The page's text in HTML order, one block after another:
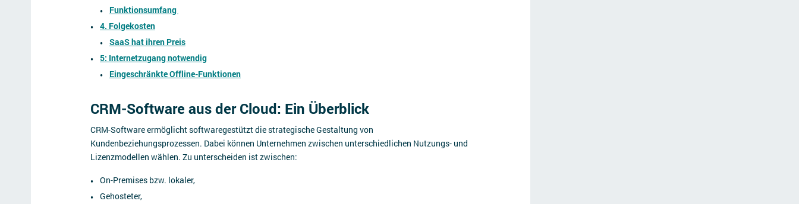
Funktionsumfang
4. Folgekosten
SaaS hat ihren Preis
5: Internetzugang notwendig
Eingeschränkte Offline-Funktionen
CRM-Software aus der Cloud: Ein Überblick
CRM-Software ermöglicht softwaregestützt die strategische Gestaltung von
Kundenbeziehungsprozessen. Dabei können Unternehmen zwischen unterschiedlichen Nutzungs- und
Lizenzmodellen wählen. Zu unterscheiden ist zwischen:
On-Premises bzw. lokaler,
Gehosteter,